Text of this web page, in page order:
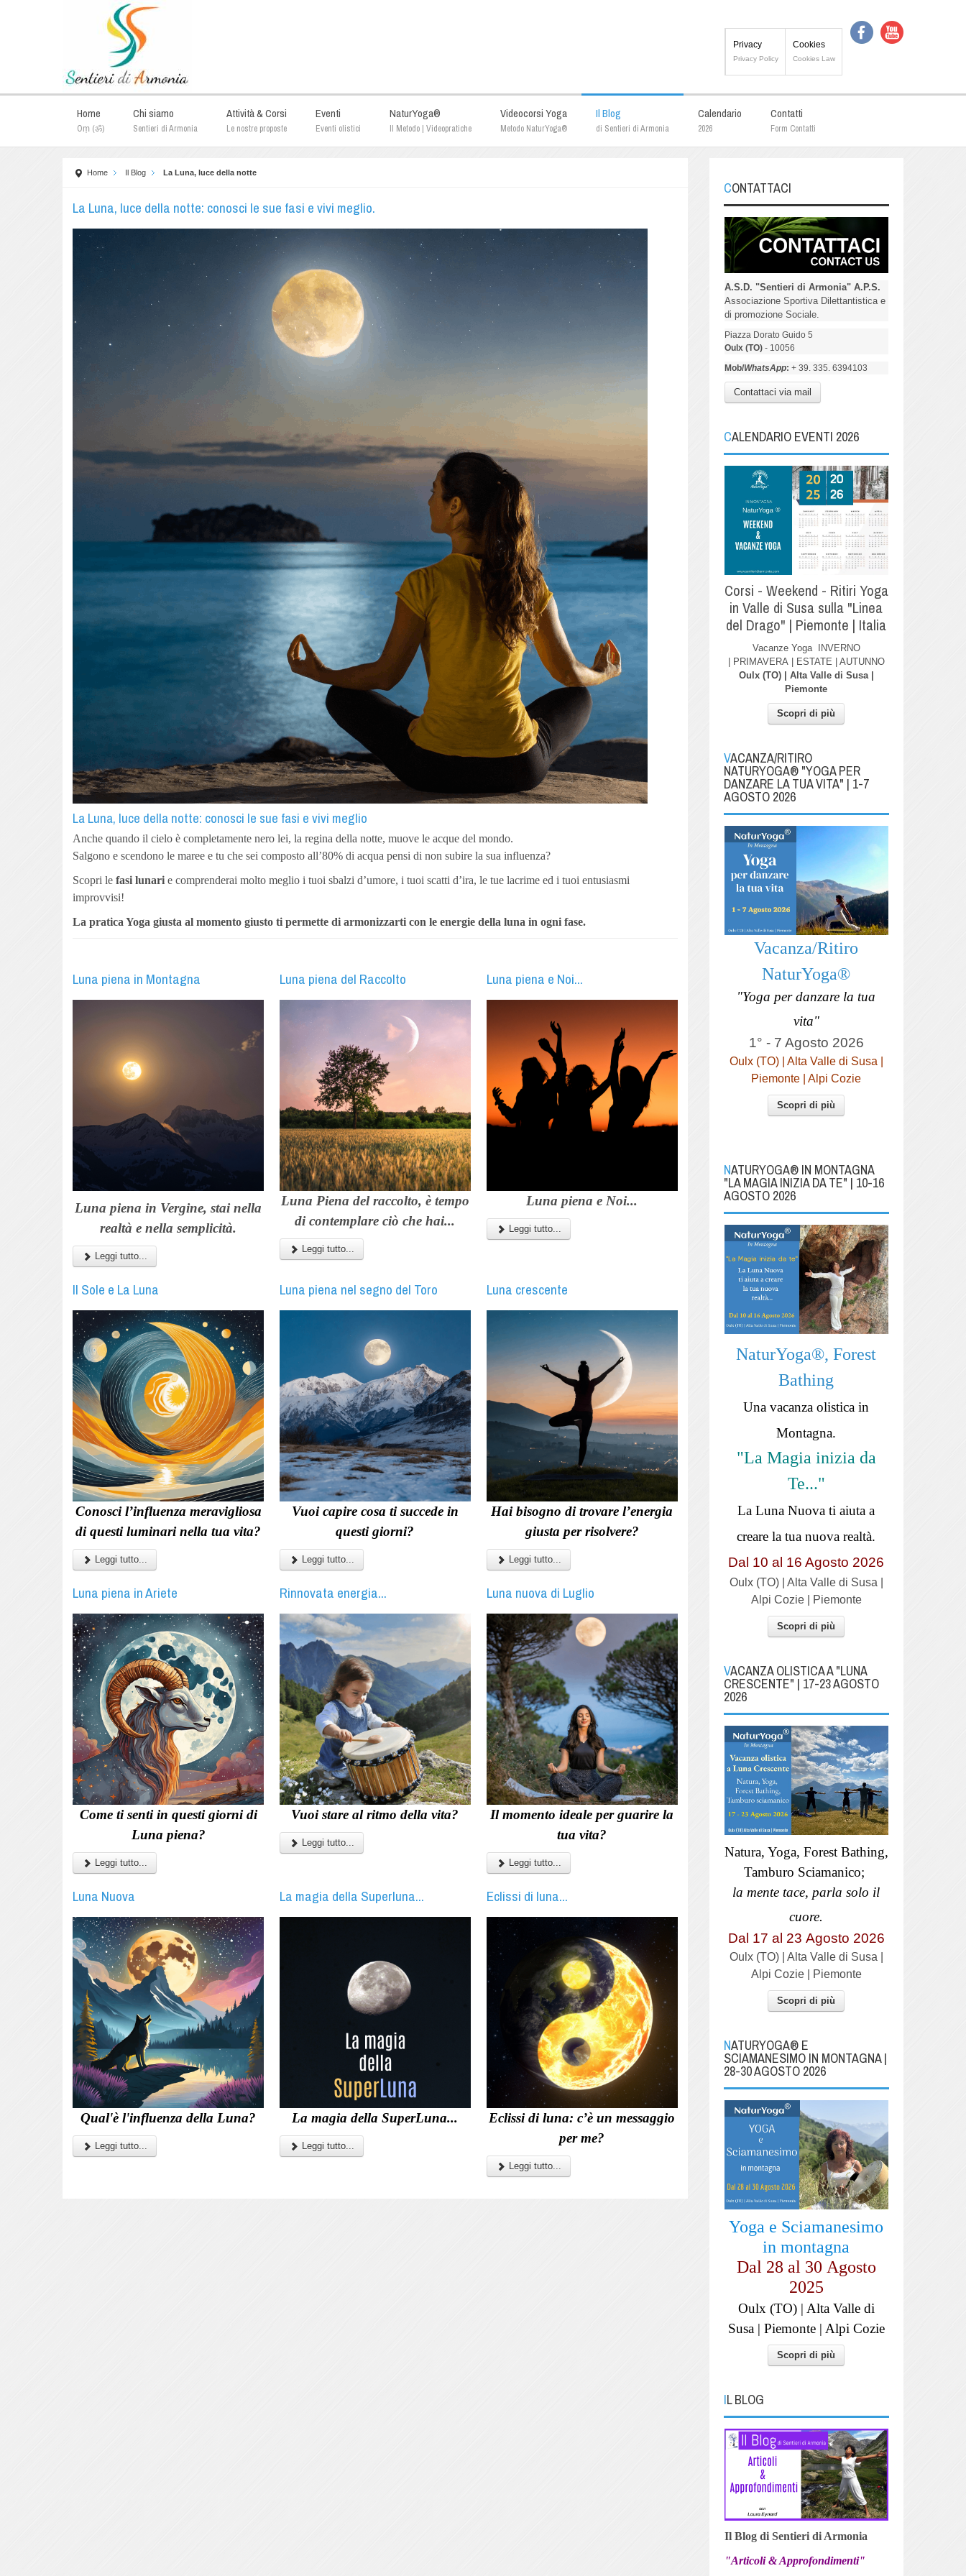
Privacy
Privacy Policy
Cookies
Cookies Law
Home
Oṃ (ॐ)
Chi siamo
Sentieri di Armonia
Attività & Corsi
Le nostre proposte
Eventi
Eventi olistici
NaturYoga®
Il Metodo | Videopratiche
Videocorsi Yoga
Metodo NaturYoga®
Il Blog
di Sentieri di Armonia
Calendario
2026
Contatti
Form Contatti
Home Il Blog La Luna, luce della notte
La Luna, luce della notte: conosci le sue fasi e vivi meglio.
La Luna, luce della notte: conosci le sue fasi e vivi meglio
Anche quando il cielo è completamente nero lei, la regina della notte, muove le acque del mondo.
Salgono e scendono le maree e tu che sei composto all’80% di acqua pensi di non subire la sua influenza?
Scopri lefasi lunari e comprenderai molto meglio i tuoi sbalzi d’umore, i tuoi scatti d’ira, le tue lacrime ed i tuoi entusiasmi
improvvisi!
La pratica Yoga giusta al momento giusto ti permette di armonizzarti con le energie della luna in ogni fase.
Luna piena in Montagna
Luna piena in Vergine,stai nella
realtà e nella semplicità.
Leggi tutto...
Luna piena del Raccolto
Luna Piena del raccolto, è tempo
di contemplare ciò che hai...
Leggi tutto...
Luna piena e Noi...
Luna piena e Noi...
Leggi tutto...
Il Sole e La Luna
Conosci l’influenza meravigliosa
di questi luminari nella tua vita?
Leggi tutto...
Luna piena nel segno del Toro
Vuoi capire cosa ti succede in
questi giorni?
Leggi tutto...
Luna crescente
Hai bisogno di trovare l’energia
giusta per risolvere?
Leggi tutto...
Luna piena in Ariete
Come ti senti in questi giorni di
Luna piena?
Leggi tutto...
Rinnovata energia...
Vuoi stare al ritmo della vita?
Leggi tutto...
Luna nuova di Luglio
Il momento ideale per guarire la
tua vita?
Leggi tutto...
Luna Nuova
Qual'è l'influenza della Luna?
Leggi tutto...
La magia della Superluna...
La magia della SuperLuna...
Leggi tutto...
Eclissi di luna...
Eclissi di luna: c’è un messaggio
per me?
Leggi tutto...
CONTATTACI
A.S.D. "Sentieri di Armonia" A.P.S.
Associazione Sportiva Dilettantistica e
di promozione Sociale.
Piazza Dorato Guido 5
Oulx (TO)- 10056
Mob/WhatsApp: + 39. 335. 6394103
Contattaci via mail
CALENDARIO EVENTI 2026
Corsi - Weekend - Ritiri Yoga
in Valle di Susa sulla "Linea
del Drago" | Piemonte | Italia
Vacanze Yoga INVERNO
| PRIMAVERA | ESTATE | AUTUNNO
Oulx (TO) | Alta Valle di Susa |
Piemonte
Scopri di più
VACANZA/RITIRO
NATURYOGA® "YOGA PER
DANZARE LA TUA VITA" | 1-7
AGOSTO 2026
Vacanza/Ritiro
NaturYoga®
"Yoga per danzare la tua
vita"
1° - 7 Agosto 2026
Oulx (TO) | Alta Valle di Susa |
Piemonte | Alpi Cozie
Scopri di più
NATURYOGA® IN MONTAGNA
"LA MAGIA INIZIA DA TE" | 10-16
AGOSTO 2026
NaturYoga®, Forest
Bathing
Una vacanza olistica in
Montagna.
"La Magia inizia da
Te..."
La Luna Nuova ti aiuta a
creare la tua nuova realtà.
Dal 10 al 16 Agosto 2026
Oulx (TO) | Alta Valle di Susa |
Alpi Cozie | Piemonte
Scopri di più
VACANZA OLISTICA A "LUNA
CRESCENTE" | 17-23 AGOSTO
2026
Natura, Yoga, Forest Bathing,
Tamburo Sciamanico;
la mente tace, parla solo il
cuore.
Dal 17 al 23 Agosto 2026
Oulx (TO) | Alta Valle di Susa |
Alpi Cozie | Piemonte
Scopri di più
NATURYOGA® E
SCIAMANESIMO IN MONTAGNA |
28-30 AGOSTO 2026
Yoga e Sciamanesimo
in montagna
Dal 28 al 30 Agosto
2025
Oulx (TO) | Alta Valle di
Susa | Piemonte | Alpi Cozie
Scopri di più
IL BLOG
Il Blog di Sentieri di Armonia
"Articoli & Approfondimenti"